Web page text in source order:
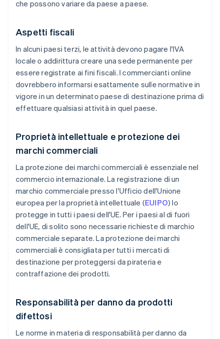
che possono variare da paese a paese.
Aspetti fiscali
In alcuni paesi terzi, le attività devono pagare l'IVA
locale o addirittura creare una sede permanente per
essere registrate ai fini fiscali. I commercianti online
dovrebbero informarsi esattamente sulle normative in
vigore in un determinato paese di destinazione prima di
effettuare qualsiasi attività in quel paese.
Proprietà intellettuale e protezione dei
marchi commerciali
La protezione dei marchi commerciali è essenziale nel
commercio internazionale. La registrazione di un
marchio commerciale presso l'Ufficio dell'Unione
europea per la proprietà intellettuale (EUIPO) lo
protegge in tutti i paesi dell'UE. Per i paesi al di fuori
dell'UE, di solito sono necessarie richieste di marchio
commerciale separate. La protezione dei marchi
commerciali è consigliata per tutti i mercati di
destinazione per proteggersi da pirateria e
contraffazione dei prodotti.
Responsabilità per danno da prodotti
difettosi
Le norme in materia di responsabilità per danno da